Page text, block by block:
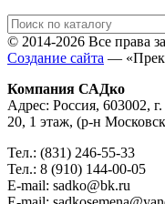
© 2014-2026 Все права
Создание сайта —
Компания САДко
Адрес: Россия, 603002,
20, 1 этаж, (р-н
Тел.: (831) 246-55-33
Тел.: 8 (910) 144-00-05
E-mail: sadko@bk.ru